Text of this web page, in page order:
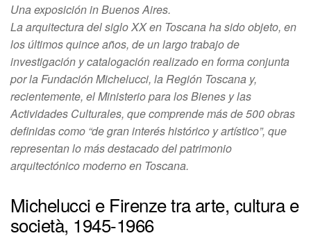
Una exposición in Buenos Aires.
La arquitectura del siglo XX en Toscana ha sido objeto, en
los últimos quince años, de un largo trabajo de
investigación y catalogación realizado en forma conjunta
por la Fundación Michelucci, la Región Toscana y,
recientemente, el Ministerio para los Bienes y las
Actividades Culturales, que comprende más de 500 obras
definidas como “de gran interés histórico y artístico”, que
representan lo más destacado del patrimonio
arquitectónico moderno en Toscana.
Michelucci e Firenze tra arte, cultura e
società, 1945-1966